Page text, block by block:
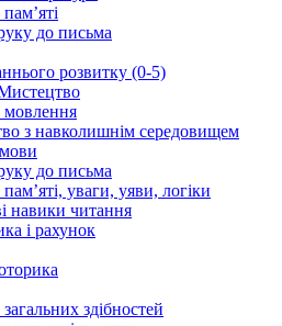
до письма
розвитку (0-5)
мовлення
з навколишнім середовищем
до письма
уваги, уяви, логіки
навики читання
і рахунок
здібностей